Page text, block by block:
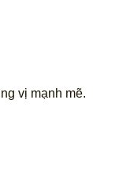
vị mạnh mẽ.